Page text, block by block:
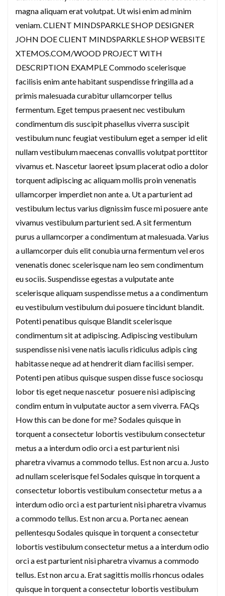
magna aliquam erat volutpat. Ut wisi enim ad minim
veniam. CLIENT MINDSPARKLE SHOP DESIGNER
JOHN DOE CLIENT MINDSPARKLE SHOP WEBSITE
XTEMOS.COM/WOOD PROJECT WITH
DESCRIPTION EXAMPLE Commodo scelerisque
facilisis enim ante habitant suspendisse fringilla ad a
primis malesuada curabitur ullamcorper tellus
fermentum. Eget tempus praesent nec vestibulum
condimentum dis suscipit phasellus viverra suscipit
vestibulum nunc feugiat vestibulum eget a semper id elit
nullam vestibulum maecenas convallis volutpat porttitor
vivamus et. Nascetur laoreet ipsum placerat odio a dolor
torquent adipiscing ac aliquam mollis proin venenatis
ullamcorper imperdiet non ante a. Ut a parturient ad
vestibulum lectus varius dignissim fusce mi posuere ante
vivamus vestibulum parturient sed. A sit fermentum
purus a ullamcorper a condimentum at malesuada. Varius
a ullamcorper duis elit conubia urna fermentum vel eros
venenatis donec scelerisque nam leo sem condimentum
eu sociis. Suspendisse egestas a vulputate ante
scelerisque aliquam suspendisse metus a a condimentum
eu vestibulum vestibulum dui posuere tincidunt blandit.
Potenti penatibus quisque Blandit scelerisque
condimentum sit at adipiscing. Adipiscing vestibulum
suspendisse nisi vene natis iaculis ridiculus adipis cing
habitasse neque ad at hendrerit diam facilisi semper.
Potenti pen atibus quisque suspen disse fusce sociosqu
lobor tis eget neque nascetur posuere nisi adipiscing
condim entum in vulputate auctor a sem viverra. FAQs
How this can be done for me? Sodales quisque in
torquent a consectetur lobortis vestibulum consectetur
metus a a interdum odio orci a est parturient nisi
pharetra vivamus a commodo tellus. Est non arcu a. Justo
ad nullam scelerisque fel Sodales quisque in torquent a
consectetur lobortis vestibulum consectetur metus a a
interdum odio orci a est parturient nisi pharetra vivamus
a commodo tellus. Est non arcu a. Porta nec aenean
pellentesqu Sodales quisque in torquent a consectetur
lobortis vestibulum consectetur metus a a interdum odio
orci a est parturient nisi pharetra vivamus a commodo
tellus. Est non arcu a. Erat sagittis mollis rhoncus odales
quisque in torquent a consectetur lobortis vestibulum